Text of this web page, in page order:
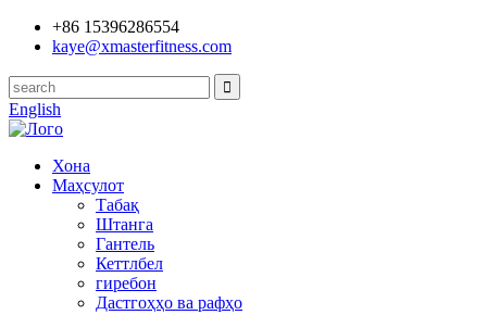
+86 15396286554
kaye@xmasterfitness.com
English
Хона
Маҳсулот
Табақ
Штанга
Гантель
Кеттлбел
гиребон
Дастгоҳҳо ва рафҳо